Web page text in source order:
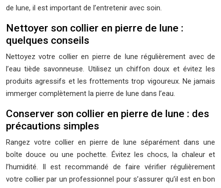
de lune, il est important de l’entretenir avec soin.
Nettoyer son collier en pierre de lune :
quelques conseils
Nettoyez votre collier en pierre de lune régulièrement avec de
l’eau tiède savonneuse. Utilisez un chiffon doux et évitez les
produits agressifs et les frottements trop vigoureux. Ne jamais
immerger complètement la pierre de lune dans l’eau.
Conserver son collier en pierre de lune : des
précautions simples
Rangez votre collier en pierre de lune séparément dans une
boîte douce ou une pochette. Évitez les chocs, la chaleur et
l’humidité. Il est recommandé de faire vérifier régulièrement
votre collier par un professionnel pour s’assurer qu’il est en bon